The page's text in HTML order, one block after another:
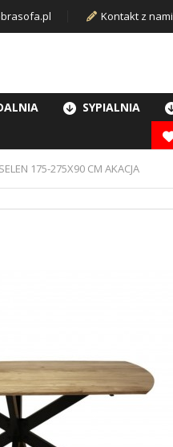
Kontakt z nami
SYPIALNIA
175-275X90 CM AKACJA